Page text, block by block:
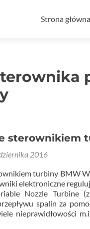
do
Strona główna
sterownikiem
2016
turbiny BMW
elektroniczne
Nozzle Turbine
spalin za
nieprawidłowości